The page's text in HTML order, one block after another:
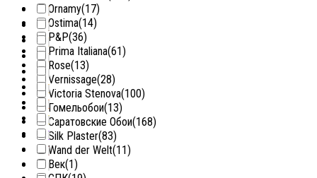
Ornamy(17)
Ostima(14)
P&P(36)
Prima Italiana(61)
Rose(13)
Vernissage(28)
Victoria Stenova(100)
Гомельобои(13)
Саратовские Обои(168)
Silk Plaster(83)
Wand der Welt(11)
Век(1)